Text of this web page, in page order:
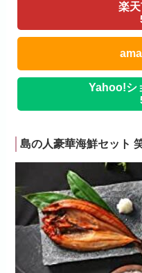
楽
Yahoo!シ
島の人豪華海鮮セット